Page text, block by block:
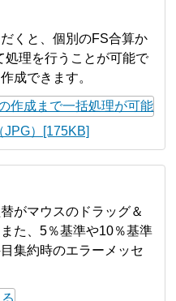
くと、個別のFS合算か
処理を行うことが可能で
成できます。
）[175KB]
がマウスのドラッグ＆
た、5％基準や10％基準
集約時のエラーメッセ